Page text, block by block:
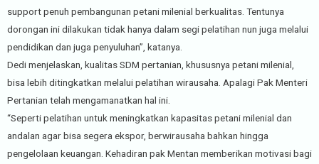
support penuh pembangunan petani milenial berkualitas. Tentunya
dorongan ini dilakukan tidak hanya dalam segi pelatihan nun juga melalui
pendidikan dan juga penyuluhan”, katanya.
Dedi menjelaskan, kualitas SDM pertanian, khususnya petani milenial,
bisa lebih ditingkatkan melalui pelatihan wirausaha. Apalagi Pak Menteri
Pertanian telah mengamanatkan hal ini.
“Seperti pelatihan untuk meningkatkan kapasitas petani milenial dan
andalan agar bisa segera ekspor, berwirausaha bahkan hingga
pengelolaan keuangan. Kehadiran pak Mentan memberikan motivasi bagi